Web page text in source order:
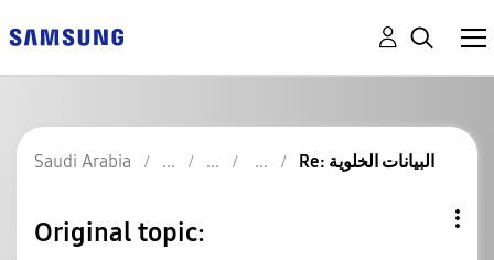
Saudi Arabia Re: البيانات الخلوية
Original topic: